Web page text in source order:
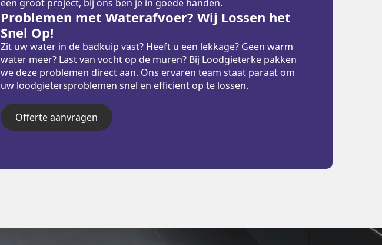
een groot project, bij ons ben je in goede handen.
Problemen met Waterafvoer? Wij Lossen het
Snel Op!
Zit uw water in de badkuip vast? Heeft u een lekkage? Geen warm
water meer? Last van vocht op de muren? Bij Loodgieterke pakken
we deze problemen direct aan. Ons ervaren team staat paraat om
uw loodgietersproblemen snel en efficiënt op te lossen.
Offerte aanvragen